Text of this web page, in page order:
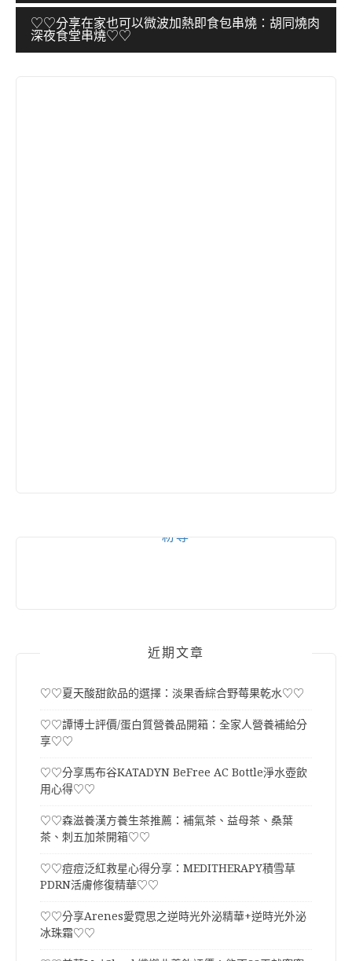
導
覽
♡♡分享在家也可以微波加熱即食包串燒：胡同燒肉
深夜食堂串燒♡♡
粉專
近期文章
♡♡夏天酸甜飲品的選擇：淡果香綜合野莓果乾水♡♡
♡♡譚博士評價/蛋白質營養品開箱：全家人營養補給分
享♡♡
♡♡分享馬布谷KATADYN BeFree AC Bottle淨水壺飲
用心得♡♡
♡♡森滋養漢方養生茶推薦：補氣茶、益母茶、桑葉
茶、刺五加茶開箱♡♡
♡♡痘痘泛紅救星心得分享：MEDITHERAPY積雪草
PDRN活膚修復精華♡♡
♡♡分享Arenes愛霓思之逆時光外泌精華+逆時光外泌
冰珠霜♡♡